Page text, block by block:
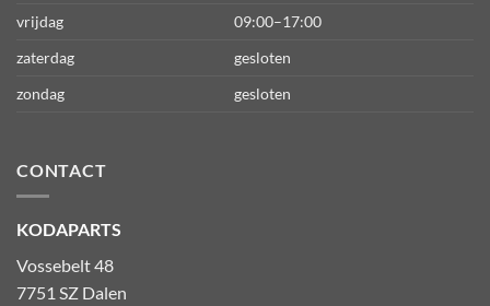
vrijdag
09:00–17:00
zaterdag
gesloten
zondag
gesloten
CONTACT
KODAPARTS
Vossebelt 48
7751 SZ Dalen